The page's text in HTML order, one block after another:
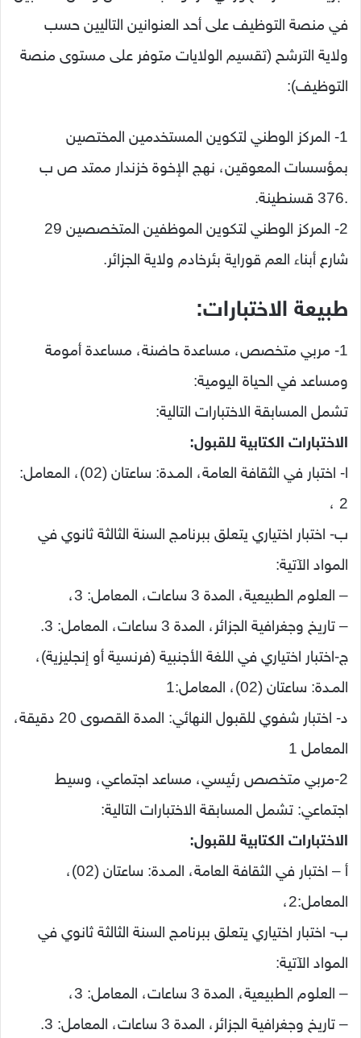
في منصة التوظيف على أحد العنوانين التاليين حسب
ولاية الترشح (تقسيم الولايات متوفر على مستوى منصة
التوظيف):
1- المركز الوطني لتكوين المستخدمين المختصين
بمؤسسات المعوقين، نهج الإخوة خزندار ممتد ص ب
.376 قسنطينة.
2- المركز الوطني لتكوين الموظفين المتخصصين 29
شارع أبناء العم قوراية بئرخادم ولاية الجزائر.
طبيعة الاختبارات:
1- مربي متخصص، مساعدة حاضنة، مساعدة أمومة
ومساعد في الحياة اليومية:
تشمل المسابقة الاختبارات التالية:
الاختبارات الكتابية للقبول:
ا- اختبار في الثقافة العامة، المـدة: ساعتان (02)، المعامل:
2 ،
ب- اختبار اختياري يتعلق ببرنامج السنة الثالثة ثانوي في
المواد الآتية:
– العلوم الطبيعية، المدة 3 ساعات، المعامل: 3،
– تاريخ وجغرافية الجزائر، المدة 3 ساعات، المعامل: 3.
ج-اختبار اختياري في اللغة الأجنبية (فرنسية أو إنجليزية)،
المـدة: ساعتان (02)، المعامل:1
د- اختبار شفوي للقبول النهائي: المدة القصوى 20 دقيقة،
المعامل 1
2-مربي متخصص رئيسي، مساعد اجتماعي، وسيط
اجتماعي: تشمل المسابقة الاختبارات التالية:
الاختبارات الكتابية للقبول:
أ – اختبار في الثقافة العامة، المـدة: ساعتان (02)،
المعامل:2،
ب- اختبار اختياري يتعلق ببرنامج السنة الثالثة ثانوي في
المواد الآتية:
– العلوم الطبيعية، المدة 3 ساعات، المعامل: 3،
– تاريخ وجغرافية الجزائر، المدة 3 ساعات، المعامل: 3.